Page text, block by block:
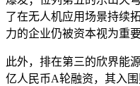
了在无人机应用场景持续
力的企业仍被资本视为重要
此外，排在第三的欣界能
亿人民币A轮融资，其入